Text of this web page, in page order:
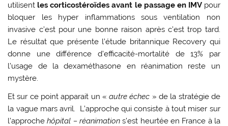
utilisent les corticostéroïdes avant le passage en IMVpour
bloquer les hyper inflammations sous ventilation non
invasive c’est pour une bonne raison après c’est trop tard.
Le résultat que présente l’étude britannique Recovery qui
donne une différence d’efficacité-mortalité de 13% par
l’usage de la dexaméthasone en réanimation reste un
mystère.
Et sur ce point apparait un «autre échec » de la stratégie de
la vague mars avril. L’approche qui consiste à tout miser sur
l’approchehôpital – réanimation s’est heurtée en France à la